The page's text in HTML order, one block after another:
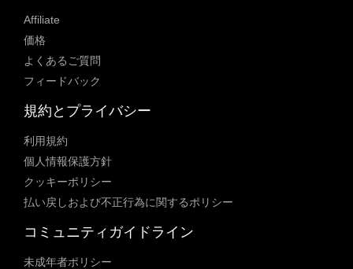
Affiliate
価格
よくあるご質問
フィードバック
規約とプライバシー
利用規約
個人情報保護方針
クッキーポリシー
払い戻しおよび不正行為に関するポリシー
コミュニティガイドライン
未成年者ポリシー